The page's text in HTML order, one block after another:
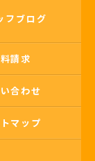
フブログ
請求
合わせ
マップ